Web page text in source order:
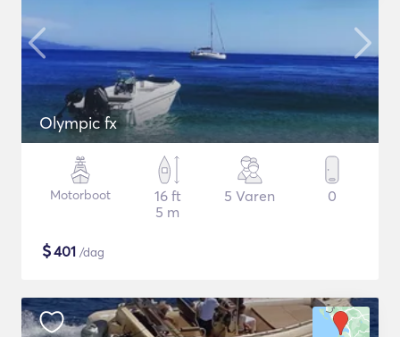
Olympic fx
Motorboot
16 ft
5 m
5 Varen 0
$401 /dag